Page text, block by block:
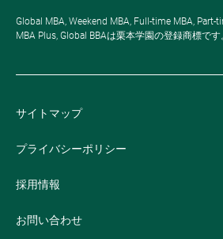
Global MBA, Weekend MBA, Full-time MBA, Part-
MBA Plus, Global BBAは栗本学園の登録商標です
サイトマップ
プライバシーポリシー
採用情報
お問い合わせ